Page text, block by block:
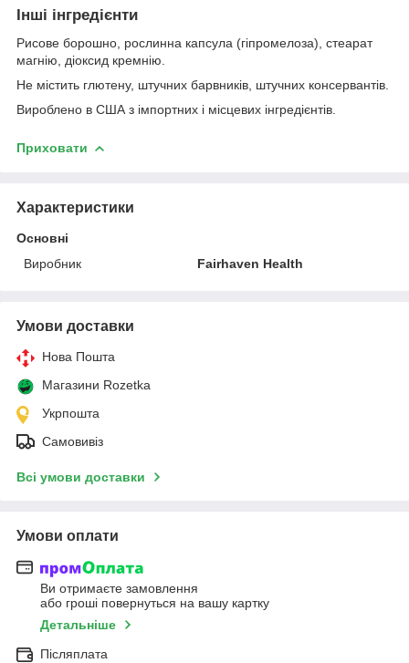
Інші інгредієнти
Рисове борошно, рослинна капсула (гіпромелоза), стеарат
магнію, діоксид кремнію.
Не містить глютену, штучних барвників, штучних консервантів.
Вироблено в США з імпортних і місцевих інгредієнтів.
Приховати
Характеристики
Основні
Виробник
Fairhaven Health
Умови доставки
Нова Пошта
Магазини Rozetka
Укрпошта
Самовивіз
Всі умови доставки
Умови оплати
Ви отримаєте замовлення
або гроші повернуться на вашу картку
Детальніше
Післяплата